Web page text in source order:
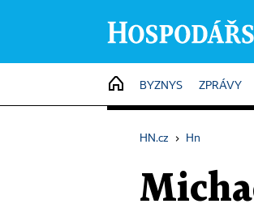
HOME
BYZNYS ZPRÁVY
HN.cz › Hn